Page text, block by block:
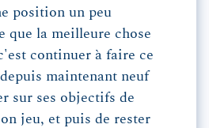
position un peu
que la meilleure chose
continuer à faire ce
maintenant neuf
sur ses objectifs de
jeu, et puis de rester